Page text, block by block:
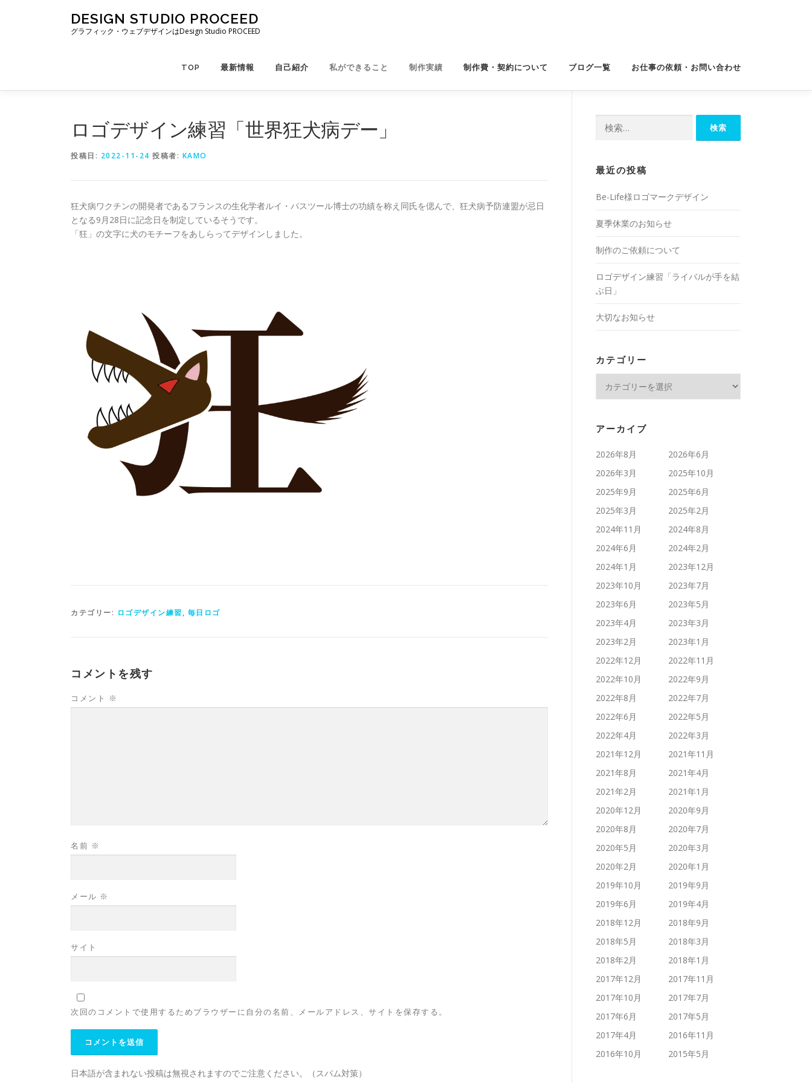
ス
DESIGN STUDIO PROCEED
グラフィック・ウェブデザインはDesign Studio PROCEED
TOP 最新情報 自己紹介 私ができること 制作実績 制作費・契約について ブログ一覧 お仕事の依頼・お問い合わせ
ロゴデザイン練習「世界狂犬病デー」
投稿日: 2022-11-24 投稿者: KAMO
狂犬病ワクチンの開発者であるフランスの生化学者ルイ・パスツール博士の功績を称え同氏を偲んで、狂犬病予防連盟が忌日
となる9月28日に記念日を制定しているそうです。
「狂」の文字に犬のモチーフをあしらってデザインしました。
カテゴリー: ロゴデザイン練習, 毎日ロゴ
コメントを残す
コメント ※
名前 ※
メール ※
サイト
次回のコメントで使用するためブラウザーに自分の名前、メールアドレス、サイトを保存する。
日本語が含まれない投稿は無視されますのでご注意ください。（スパム対策）
最近の投稿
Be-Life様ロゴマークデザイン
夏季休業のお知らせ
制作のご依頼について
ロゴデザイン練習「ライバルが手を結
ぶ日」
大切なお知らせ
カテゴリー
ー
アーカイブ
2026年8月
2026年6月
2026年3月
2025年10月
2025年9月
2025年6月
2025年3月
2025年2月
2024年11月
2024年8月
2024年6月
2024年2月
2024年1月
2023年12月
2023年10月
2023年7月
2023年6月
2023年5月
2023年4月
2023年3月
2023年2月
2023年1月
2022年12月
2022年11月
2022年10月
2022年9月
2022年8月
2022年7月
2022年6月
2022年5月
2022年4月
2022年3月
2021年12月
2021年11月
2021年8月
2021年4月
2021年2月
2021年1月
2020年12月
2020年9月
2020年8月
2020年7月
2020年5月
2020年3月
2020年2月
2020年1月
2019年10月
2019年9月
2019年6月
2019年4月
2018年12月
2018年9月
2018年5月
2018年3月
2018年2月
2018年1月
2017年12月
2017年11月
2017年10月
2017年7月
2017年6月
2017年5月
2017年4月
2016年11月
2016年10月
2015年5月